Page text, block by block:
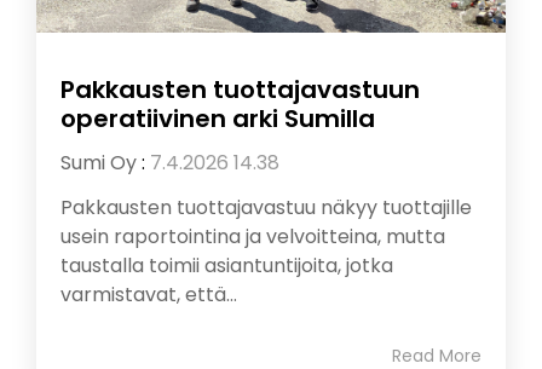
Pakkausten tuottajavastuun
operatiivinen arki Sumilla
Sumi Oy: 7.4.2026 14.38
Pakkausten tuottajavastuu näkyy tuottajille
usein raportointina ja velvoitteina, mutta
taustalla toimii asiantuntijoita, jotka
varmistavat, että...
Read More